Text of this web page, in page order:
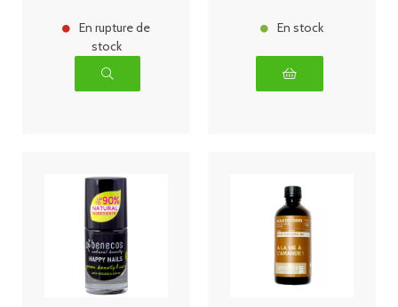
En rupture de
stock
En stock